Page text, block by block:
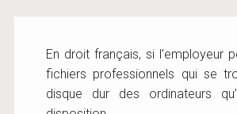
En droit français, si l’employeur
fichiers professionnels qui se
disque dur des ordinateurs